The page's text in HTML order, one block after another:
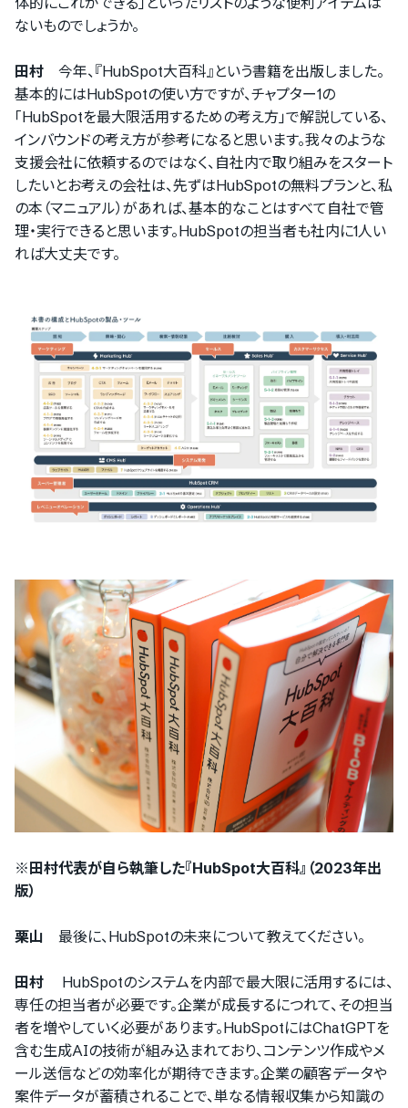
ないものでしょうか。
田村 今年、『HubSpot大百科』という書籍を出版しました。
基本的にはHubSpotの使い方ですが、チャプター1の
｢HubSpotを最大限活用するための考え方｣で解説している、
インバウンドの考え方が参考になると思います。我々のような
支援会社に依頼するのではなく、自社内で取り組みをスタート
したいとお考えの会社は、先ずはHubSpotの無料プランと、私
の本（マニュアル）があれば、基本的なことはすべて自社で管
理・実行できると思います。HubSpotの担当者も社内に1人い
れば大丈夫です。
※田村代表が自ら執筆した『HubSpot大百科』（2023年出
版）
栗山 最後に、HubSpotの未来について教えてください。
田村
HubSpotのシステムを内部で最大限に活用するには、
専任の担当者が必要です。企業が成長するにつれて、その担当
者を増やしていく必要があります。HubSpotにはChatGPTを
含む生成AIの技術が組み込まれており、コンテンツ作成やメ
ール送信などの効率化が期待できます。企業の顧客データや
案件データが蓄積されることで、単なる情報収集から知識の